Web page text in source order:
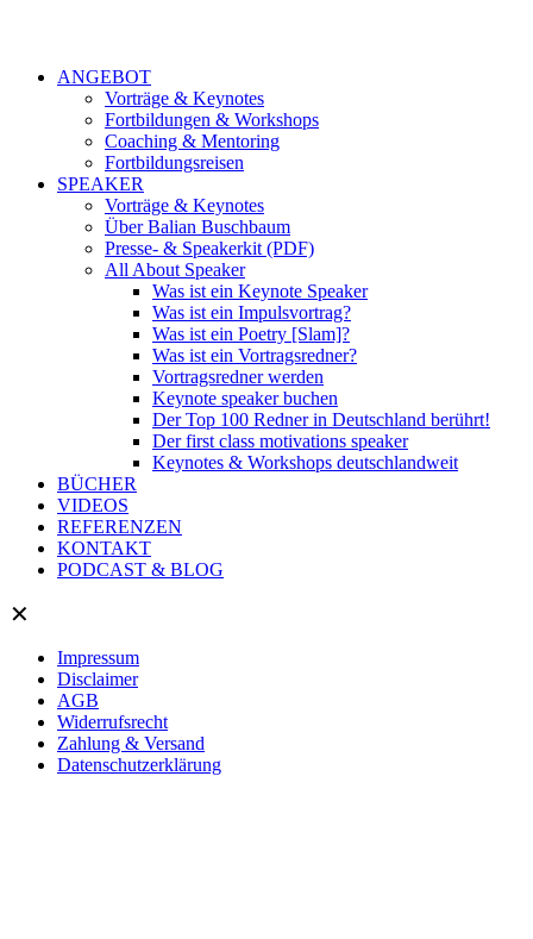
ANGEBOT
Vorträge & Keynotes
Fortbildungen & Workshops
Coaching & Mentoring
Fortbildungsreisen
SPEAKER
Vorträge & Keynotes
Über Balian Buschbaum
Presse- & Speakerkit (PDF)
All About Speaker
Was ist ein Keynote Speaker
Was ist ein Impulsvortrag?
Was ist ein Poetry [Slam]?
Was ist ein Vortragsredner?
Vortragsredner werden
Keynote speaker buchen
Der Top 100 Redner in Deutschland berührt!
Der first class motivations speaker
Keynotes & Workshops deutschlandweit
BÜCHER
VIDEOS
REFERENZEN
KONTAKT
PODCAST & BLOG
✕
Impressum
Disclaimer
AGB
Widerrufsrecht
Zahlung & Versand
Datenschutzerklärung